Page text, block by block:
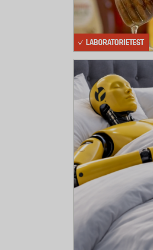
LABORATORIETEST